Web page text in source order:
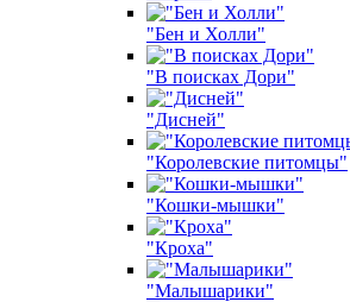
"Бен и Холли"
"В поисках Дори"
"Дисней"
"Королевские питомцы"
"Кошки-мышки"
"Кроха"
"Малышарики"